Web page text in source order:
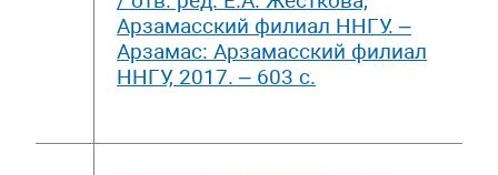
Арзамасский филиал ННГУ. –
Арзамас: Арзамасский филиал
ННГУ, 2017. – 603 с.